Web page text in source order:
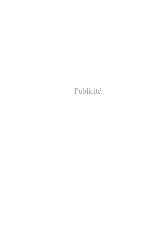
Publicité